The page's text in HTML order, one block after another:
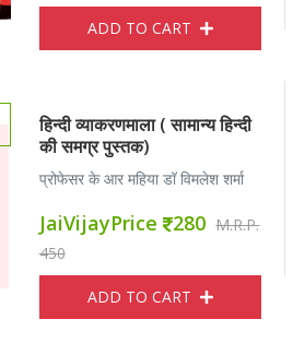
250
ADD TO CART
ADD TO CART
हिन्दी व्याकरणमाला ( सामान्य हिन्दी
की समग्र पुस्तक)
प्रोफेसर के आर महिया डॉ विमलेश शर्मा
JaiVijayPrice 280 M.R.P.
450
ADD TO CART